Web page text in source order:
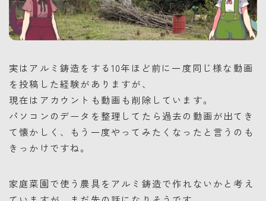
実はアルミ鋳造をする10年ほど前に一度同じ様な動画
を投稿した経験がありますが、
現在はアカウントも動画も削除しています。
パソコンのデータを整理してたら過去の動画が出てき
て懐かしく、もう一度やってみたくなったと言うのも
きっかけですね。
家庭菜園で使う農具をアルミ鋳造で作れないかと考え